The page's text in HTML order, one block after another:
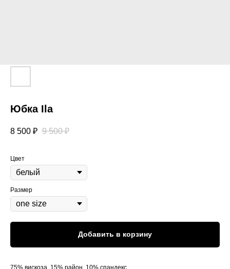
Юбка Ila
8 500 ₽ 9 500 ₽
Цвет
Размер
Добавить в корзину
75% вискоза, 15% район, 10% спандекс